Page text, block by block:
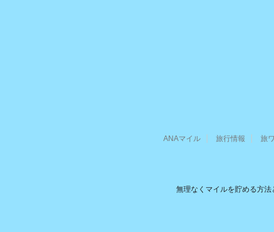
ANAマイル 旅行情報 旅
無理なくマイルを貯める方